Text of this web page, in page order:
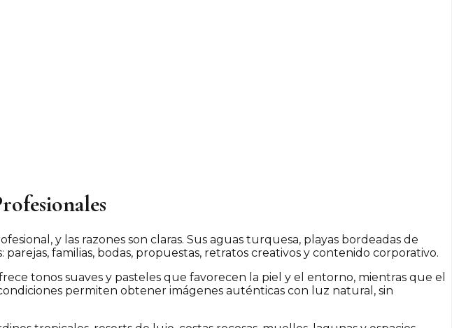
y las razones son claras. Sus aguas turquesa, playas bordeadas de
familias, bodas, propuestas, retratos creativos y contenido corporativo.
tonos suaves y pasteles que favorecen la piel y el entorno, mientras que el
permiten obtener imágenes auténticas con luz natural, sin